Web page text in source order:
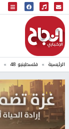
البث المباشر
إذاعة النجاح
الرئيسية فلسطينيو 48